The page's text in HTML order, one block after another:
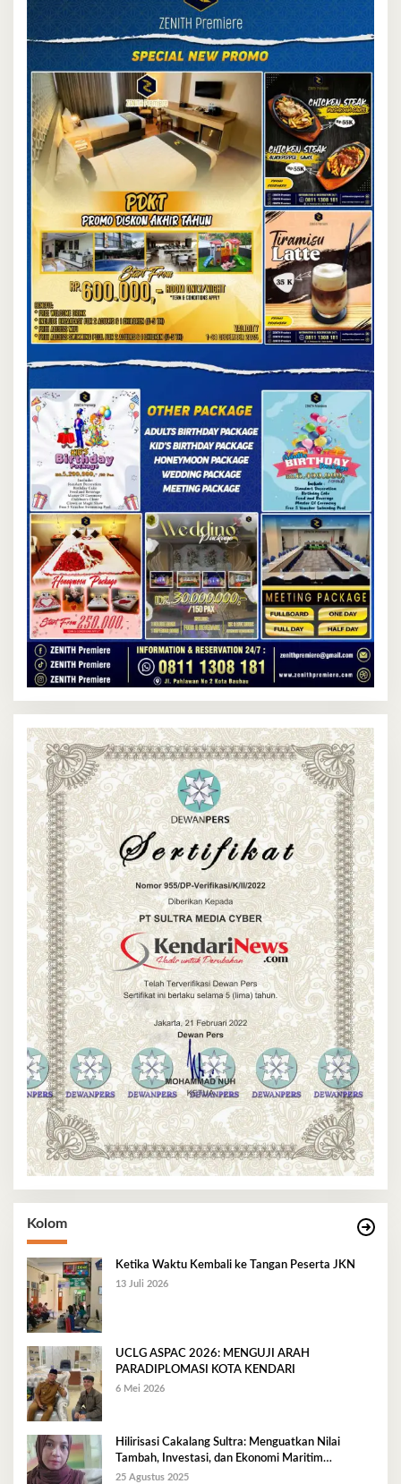
Kolom
Ketika Waktu Kembali ke Tangan Peserta JKN
13 Juli 2026
UCLG ASPAC 2026: MENGUJI ARAH
PARADIPLOMASI KOTA KENDARI
6 Mei 2026
Hilirisasi Cakalang Sultra: Menguatkan Nilai
Tambah, Investasi, dan Ekonomi Maritim
Berkelanjutan
25 Agustus 2025